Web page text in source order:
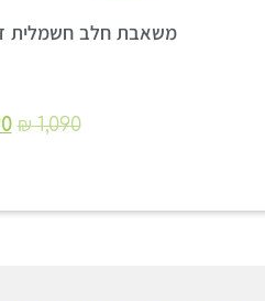
משאבת חלב חשמלית
₪1,090